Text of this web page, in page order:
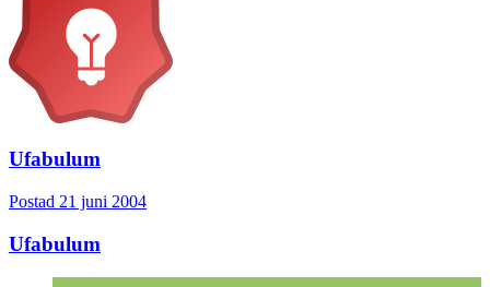
Ufabulum
Postad 21 juni 2004
Ufabulum